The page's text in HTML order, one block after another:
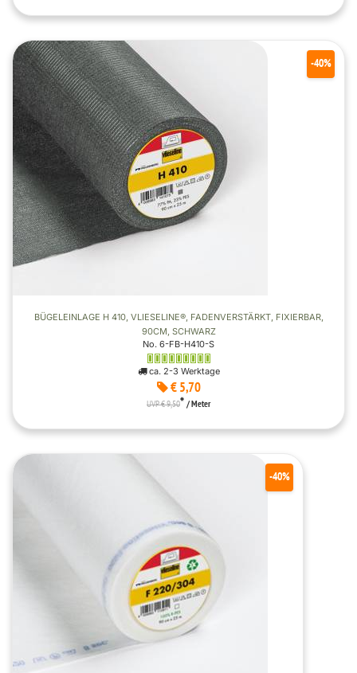
BÜGELEINLAGE H 410, VLIESELINE®, FADENVERSTÄRKT, FIXIERBAR,
90CM, SCHWARZ
No. 6-FB-H410-S
ca. 2-3 Werktage
€ 5,70
-40%
UVP € 9,50* / Meter
-40%